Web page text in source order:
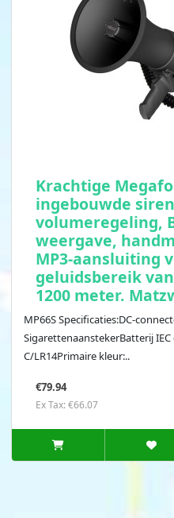
Krachtige
ingebouwde
volumeregeling,
weergave,
MP3-aansluiting
geluidsbereik
1200 meter.
MP66S Specificaties:DC-
SigarettenaanstekerBatterij
C/LR14Primaire kleur:..
€79.94
Ex Tax: €66.07